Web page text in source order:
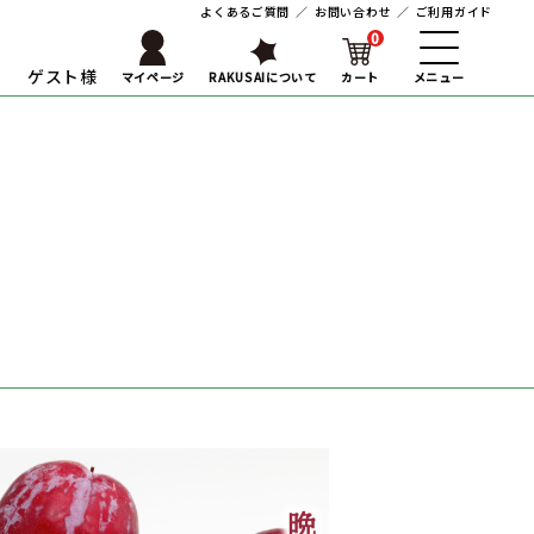
よくあるご質問 ／ お問い合わせ ／ ご利用ガイド
ゲスト様 マイページ RAKUSAIについて カート
0
メニュー